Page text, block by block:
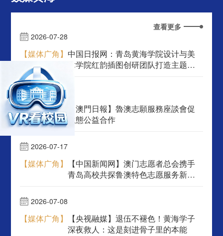
查看更多
2026-07-28
【媒体广角】 中国日报网：青岛黄海学院设计与美
术学院红韵插图创研团队打造主题艺
2026-07-17
【媒体广角】
【澳門日報】魯澳志願服務座談會促
生態公益合作
2026-07-17
【媒体广角】
【中国新闻网】澳门志愿者总会携手
青岛高校共探鲁澳特色志愿服务新模
2026-07-08
【媒体广角】
【央视融媒】退伍不褪色！黄海学子
深夜救人：这是刻进骨子里的本能